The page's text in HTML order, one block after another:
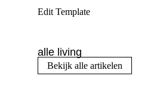
Edit Template
alle living
Bekijk alle artikelen